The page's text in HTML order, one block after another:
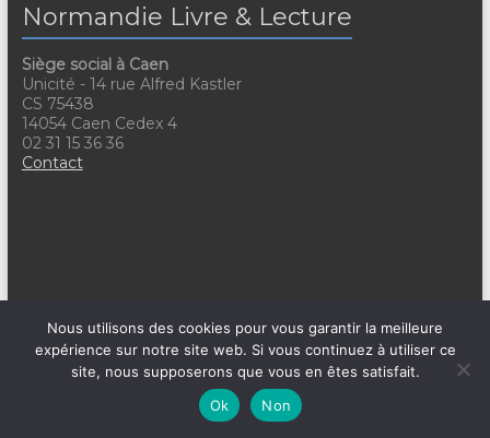
Normandie Livre & Lecture
Siège social à Caen
Unicité - 14 rue Alfred Kastler
CS 75438
14054 Caen Cedex 4
02 31 15 36 36
Contact
L'Atrium
115 Boulevard de l'Europe
76100 Rouen
Nous utilisons des cookies pour vous garantir la meilleure
expérience sur notre site web. Si vous continuez à utiliser ce
site, nous supposerons que vous en êtes satisfait.
Ok
Non